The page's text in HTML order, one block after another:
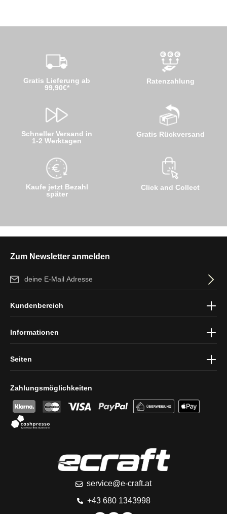
Gratis Lieferung ab
99,90€*
Schneller Versand in
1-2 Werktagen
Kaufe jetzt Bezahl
später
Ratenzahlung
Gratis Rückversand
Click and Collect
Zum Newsletter anmelden
E-Mail-Adresse*
und dieAGBgelesen und bin mit ihnen einverstanden.
Zahlungsmöglichkeiten
service@e-craft.at
+43 680 1343998
Kundenbereich
Informationen
Seiten